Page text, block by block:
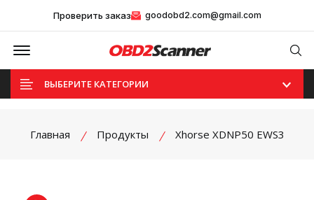
Проверить заказ goodobd2.com@gmail.com
Offcanvas Menu Open
ВЫБЕРИТЕ КАТЕГОРИИ
Главная Продукты Xhorse XDNP50 EWS3